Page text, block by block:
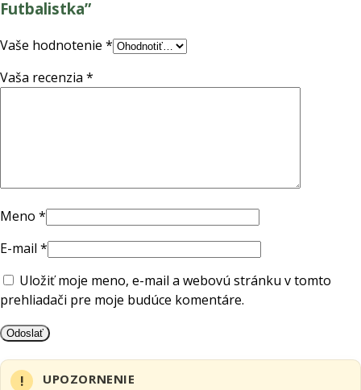
Futbalistka”
Vaše hodnotenie *
Vaša recenzia *
Meno *
E-mail *
Uložiť moje meno, e-mail a webovú stránku v tomto
prehliadači pre moje budúce komentáre.
UPOZORNENIE